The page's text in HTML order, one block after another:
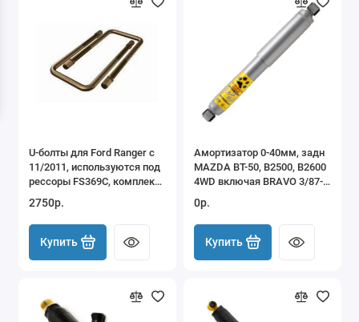
U-болты для Ford Ranger c
11/2011, используются под
рессоры FS369С, комплект
2750р.
Купить
Амортизатор 0-40мм, задн
MAZDA BT-50, B2500, B2600
4WD включая BRAVO 3/87-
0р.
Купить